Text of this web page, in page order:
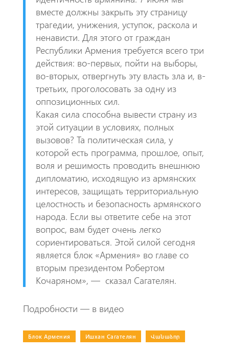
вместе должны закрыть эту страницу
трагедии, унижения, уступок, раскола и
ненависти. Для этого от граждан
Республики Армения требуется всего три
действия: во-первых, пойти на выборы,
во-вторых, отвергнуть эту власть зла и, в-
третьих, проголосовать за одну из
оппозиционных сил.
Какая сила способна вывести страну из
этой ситуации в условиях, полных
вызовов? Та политическая сила, у
которой есть программа, прошлое, опыт,
воля и решимость проводить внешнюю
дипломатию, исходящую из армянских
интересов, защищать территориальную
целостность и безопасность армянского
народа. Если вы ответите себе на этот
вопрос, вам будет очень легко
сориентироваться. Этой силой сегодня
является блок «Армения» во главе со
вторым президентом Робертом
Кочаряном», — сказал Сагателян.
Подробности — в видео
Блок Армения Ишхан Сагателян Վանաձոր